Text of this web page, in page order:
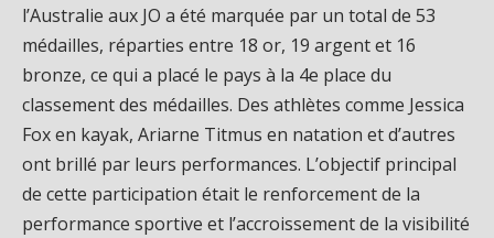
l’Australie aux JO a été marquée par un total de 53
médailles, réparties entre 18 or, 19 argent et 16
bronze, ce qui a placé le pays à la 4e place du
classement des médailles. Des athlètes comme Jessica
Fox en kayak, Ariarne Titmus en natation et d’autres
ont brillé par leurs performances. L’objectif principal
de cette participation était le renforcement de la
performance sportive et l’accroissement de la visibilité